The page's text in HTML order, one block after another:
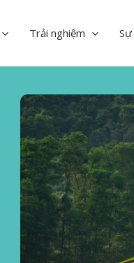
Trải nghiệm Sự